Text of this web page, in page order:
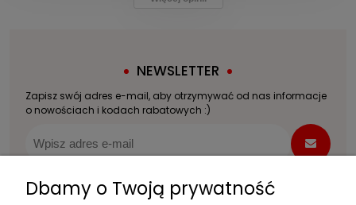
NEWSLETTER
Zapisz swój adres e-mail, aby otrzymywać od nas informacje
o nowościach i kodach rabatowych :)
Dbamy o Twoją prywatność